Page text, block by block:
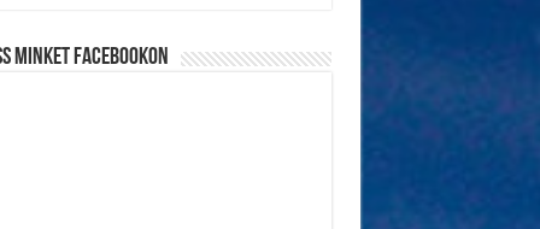
minket Facebookon